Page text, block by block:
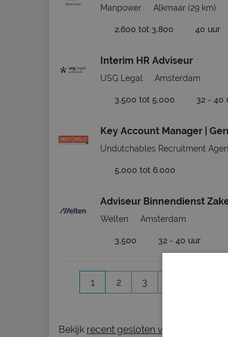
Manpower Alkmaar (29 km)
2.600 tot 3.800 40 uur
Interim HR Adviseur
USG Legal Amsterdam
3.500 tot 5.000 32 - 40
Key Account Manager |
Undutchables Recruitment
5.000 tot 6.000
Adviseur Binnendienst
Welten Amsterdam
3.500 32 - 40 uur
1 2 3
Bekijk recent gesloten vacatures